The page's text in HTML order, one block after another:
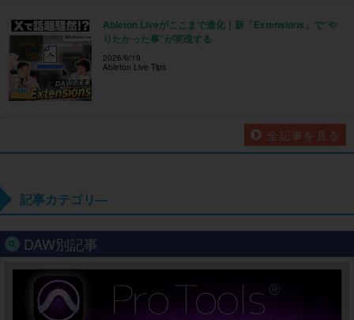
Ableton Liveがここまで進化｜新「Extensions」で“や
りたかった事”が実現する
2026/6/19
Ableton Live Tips
全記事を見る
記事カテゴリ―
DAW別記事